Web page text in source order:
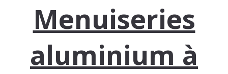
Menuiseries
aluminium à